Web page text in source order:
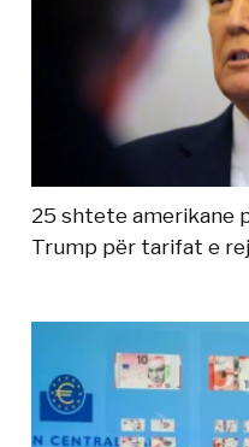
25 shtete amerikane
Trump për tarifat e